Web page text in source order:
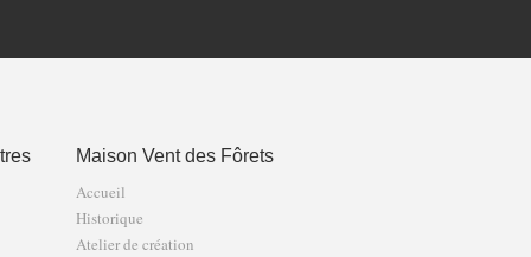
Maison Vent des Fôrets
Accueil
Historique
Atelier de création